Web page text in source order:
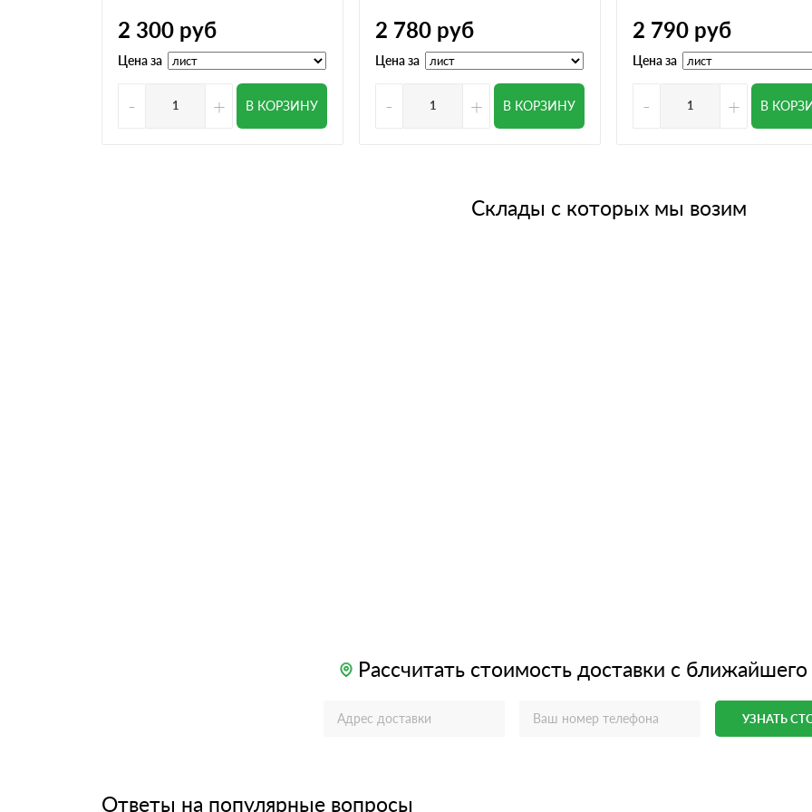
2 300 руб
Цена за
- + В КОРЗИНУ
2 780 руб
Цена за
- + В КОРЗИНУ
2 790 руб
Цена за
- + В
Склады с которых мы возим
Рассчитать стоимость доставки с ближайшего
УЗНАТЬ
Ответы на популярные вопросы